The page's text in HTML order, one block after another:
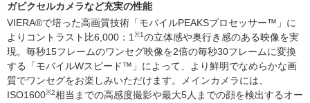
ガピクセルカメラなど充実の性能
VIERA®で培った高画質技術「モバイルPEAKSプロセッサー™」に
よりコントラスト比6,000：1 ※1の立体感や奥行き感のある映像を実
現。毎秒15フレームのワンセグ映像を2倍の毎秒30フレームに変換
する「モバイルWスピード™」によって、より鮮明でなめらかな画
質でワンセグをお楽しみいただけます。メインカメラには、
ISO1600※2相当までの高感度撮影や最大5人までの顔を検出するオー